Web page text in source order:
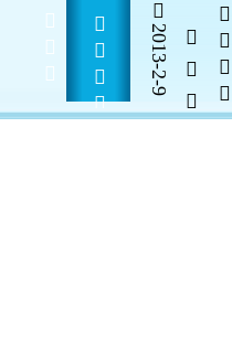
2013-2-9  